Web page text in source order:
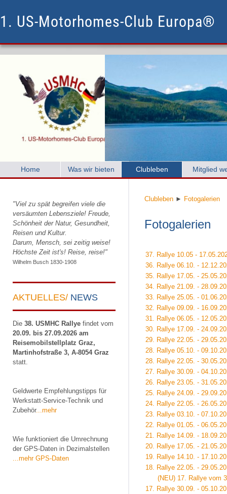
1. US-Motorhomes-Club Europa®
Home Was wir bieten Clubleben Mitglied
"Viel zu spät begreifen viele die
versäumten Lebensziele! Freude,
Schönheit der Natur, Gesundheit,
Reisen und Kultur.
Darum, Mensch, sei zeitig weise!
Höchste Zeit ist's! Reise, reise!"
Wilhelm Busch 1830-1908
AKTUELLES/ NEWS
Die 38. USMHC Rallye findet vom
20.09. bis 27.09.2026 am
Reisemobilstellplatz Graz,
Martinhofstraße 3, A-8054 Graz
statt.
Geldwerte Empfehlungstipps für
Werkstatt-Service-Technik und
Zubehör...mehr
Wie funktioniert die Umrechnung
der GPS-Daten in Dezimalstellen
...mehr GPS-Daten
Clubleben ► Fotogalerien
Fotogalerien
37. Rallye 10.05 -
36. Rallye 06.10. -
35. Rallye 17.05. -
34. Rallye 21.09. -
33. Rallye 25.05. -
32. Rallye 09.09. -
31. Rallye 06.05. -
30. Rallye 17.09. -
29. Rallye 22.05. -
28. Rallye 05.10. -
28. Rallye 22.05. -
27. Rallye 30.09. -
26. Rallye 23.05. -
25. Rallye 24.09. -
24. Rallye 22.05. -
23. Rallye 03.10. -
22. Rallye 01.05. -
21. Rallye 14.09. -
20. Rallye 17.05. -
19. Rallye 14.10. -
18. Rallye 22.05. -
(NEU) 17. Rallye vom
17. Rallye 30.09. -